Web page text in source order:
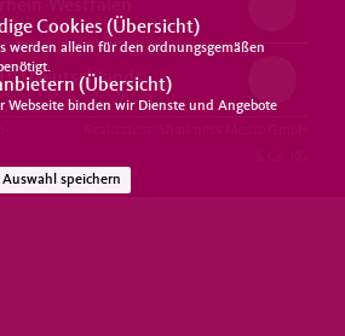
Deutschlands
Cookies (Übersicht)
werden allein für den ordnungsgemäßen
(Übersicht)
Webseite binden wir Dienste und Angebote
Auswahl speichern